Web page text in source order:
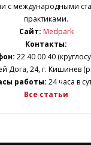
с международными
практиками.
Сайт: Medpark
Контакты:
22 40 00 40
Дога, 24, г. Кишинев
работы: 24 часа в
Все статьи